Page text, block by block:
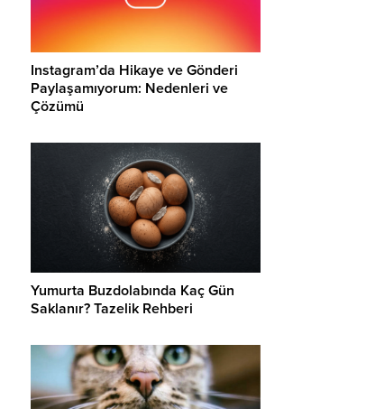
Instagram’da Hikaye ve Gönderi
Paylaşamıyorum: Nedenleri ve
Çözümü
Yumurta Buzdolabında Kaç Gün
Saklanır? Tazelik Rehberi